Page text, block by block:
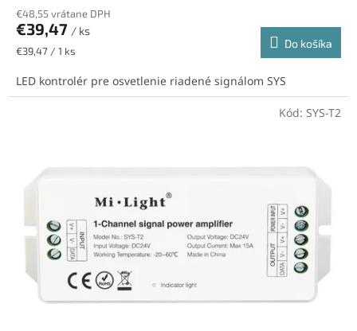
€48,55 vrátane DPH
€39,47 / ks
Jednotková
€39,47 / 1 ks
Do košíka
LED kontrolér pre osvetlenie riadené signálom SYS
Kód: SYS-T2